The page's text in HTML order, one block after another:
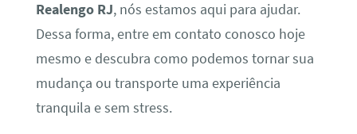
Realengo RJ, nós estamos aqui para ajudar.
Dessa forma, entre em contato conosco hoje
mesmo e descubra como podemos tornar sua
mudança ou transporte uma experiência
tranquila e sem stress.